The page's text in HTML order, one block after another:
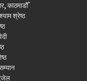
काठमाडौँ
श्रेष्ठ